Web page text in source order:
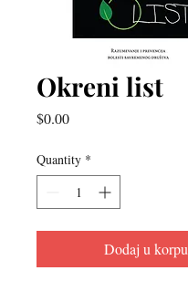
Okreni list
$0.00Price
Quantity *
Dodaj u korpu